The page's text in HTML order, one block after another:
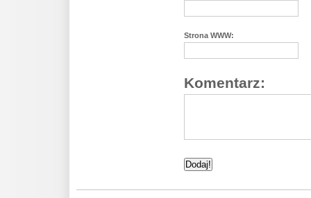
Strona WWW:
Komentarz: